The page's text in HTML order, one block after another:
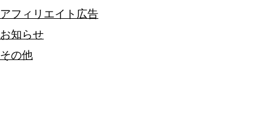
アフィリエイト広告
お知らせ
その他